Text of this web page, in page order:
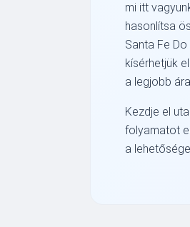
mi itt
hasonlítsa
Santa Fe
kísérhetjük
a legjobb
Kezdje el
folyamatot
a